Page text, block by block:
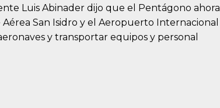
Luis Abinader dijo que el Pentágono ahora
San Isidro y el Aeropuerto Internacional
y transportar equipos y personal